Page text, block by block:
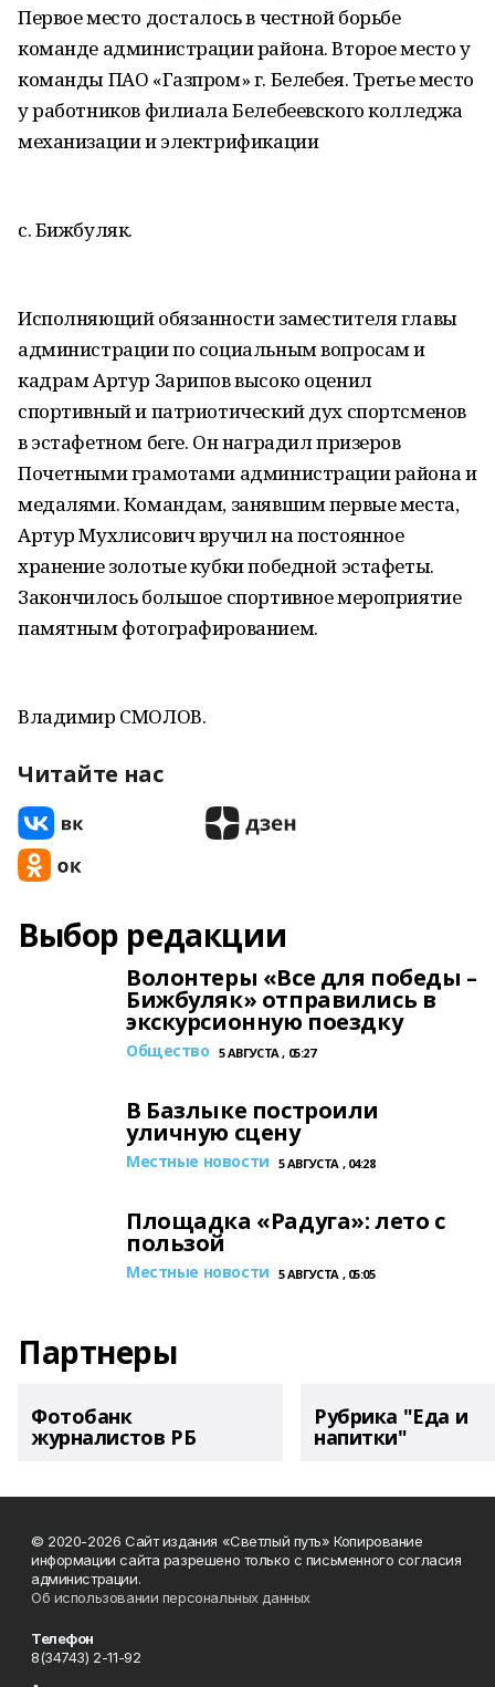
Первое место досталось в честной борьбе
команде администрации района. Второе место у
команды ПАО «Газпром» г. Белебея. Третье место
у работников филиала Белебеевского колледжа
механизации и электрификации
с. Бижбуляк.
Исполняющий обязанности заместителя главы
администрации по социальным вопросам и
кадрам Артур Зарипов высоко оценил
спортивный и патриотический дух спортсменов
в эстафетном беге. Он наградил призеров
Почетными грамотами администрации района и
медалями. Командам, занявшим первые места,
Артур Мухлисович вручил на постоянное
хранение золотые кубки победной эстафеты.
Закончилось большое спортивное мероприятие
памятным фотографированием.
Владимир СМОЛОВ.
Читайте нас
Выбор редакции
Волонтеры «Все для победы –
Бижбуляк» отправились в
экскурсионную поездку
Общество 5 АВГУСТА , 05:27
В Базлыке построили
уличную сцену
Местные новости 5 АВГУСТА , 04:28
Площадка «Радуга»: лето с
пользой
Местные новости 5 АВГУСТА , 05:05
Партнеры
Фотобанк
журналистов РБ
Рубрика "Еда и
напитки"
© 2020-2026 Сайт издания «Светлый путь» Копирование
информации сайта разрешено только с письменного согласия
администрации.
Об использовании персональных данных
Телефон
8(34743) 2-11-92